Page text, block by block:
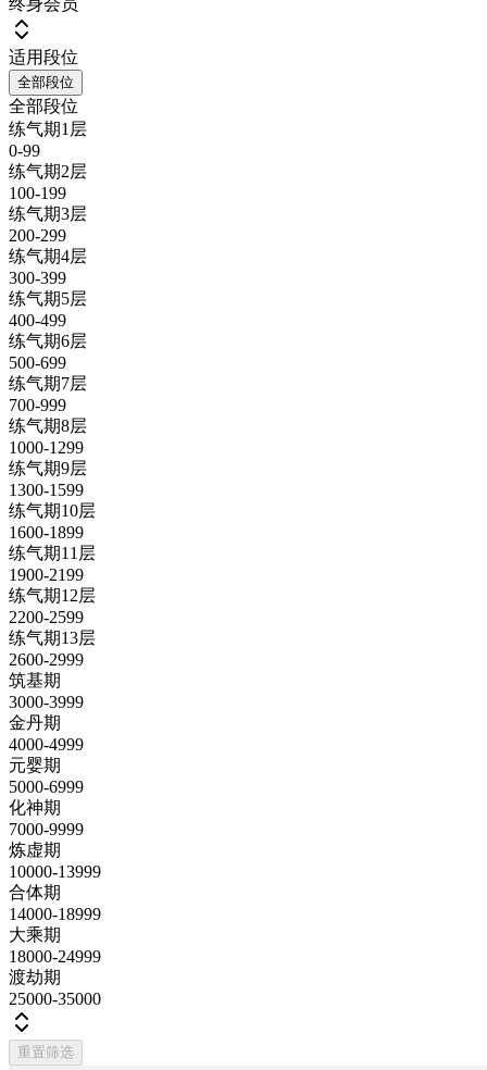
适用段位
全部段位
全部段位
练气期1层
0-99
练气期2层
100-199
练气期3层
200-299
练气期4层
300-399
练气期5层
400-499
练气期6层
500-699
练气期7层
700-999
练气期8层
1000-1299
练气期9层
1300-1599
练气期10层
1600-1899
练气期11层
1900-2199
练气期12层
2200-2599
练气期13层
2600-2999
筑基期
3000-3999
金丹期
4000-4999
元婴期
5000-6999
化神期
7000-9999
炼虚期
10000-13999
合体期
14000-18999
大乘期
18000-24999
渡劫期
25000-35000
重置筛选